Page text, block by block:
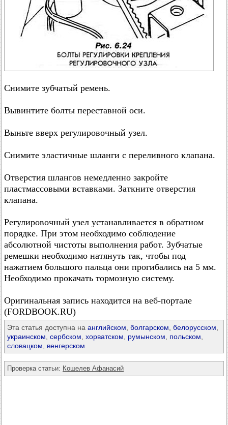
Снимите зубчатый ремень.
Вывинтите болты переставной оси.
Выньте вверх регулировочный узел.
Снимите эластичные шланги с переливного клапана.
Отверстия шлангов немедленно закройте
пластмассовыми вставками. Заткните отверстия
клапана.
Регулировочный узел устанавливается в обратном
порядке. При этом необходимо соблюдение
абсолютной чистоты выполнения работ. Зубчатые
ремешки необходимо натянуть так, чтобы под
нажатием большого пальца они прогибались на 5 мм.
Необходимо прокачать тормозную систему.
Оригинальная запись находится на веб-портале
(FORDBOOK.RU)
Эта статья доступна на английском болгарском белорусском
украинском сербском хорватском румынском польском
словацком
венгерском
Проверка статьи: Кошелев Афанасий